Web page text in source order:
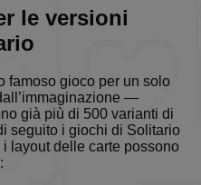
le versioni
famoso gioco per un solo
—
già più di 500 varianti di
seguito i giochi di Solitario
layout delle carte possono
come
identificatore
sito e utilizzato
per calcolare i
dati di
visitatori,
sessioni e
campagne per i